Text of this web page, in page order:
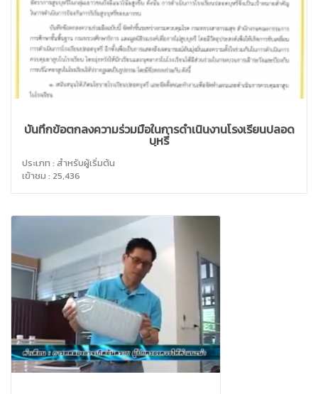
บันทึกข้อตกลงความร่วมมือในการดำเนินงานโรงเรียนปลอด
บุหรี่
ประเภท : สำหรับผู้เริ่มต้น
เข้าชม : 25,436